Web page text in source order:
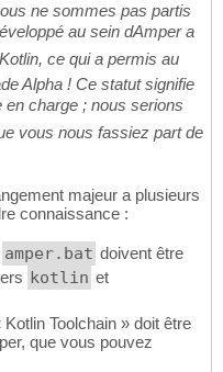
ne sommes pas partis
au sein dAmper a
ce qui a permis au
Alpha ! Ce statut signifie
en charge ; nous serions
vous nous fassiez part de
majeur a plusieurs
connaissance :
amper.bat doivent être
kotlin et
Toolchain » doit être
que vous pouvez